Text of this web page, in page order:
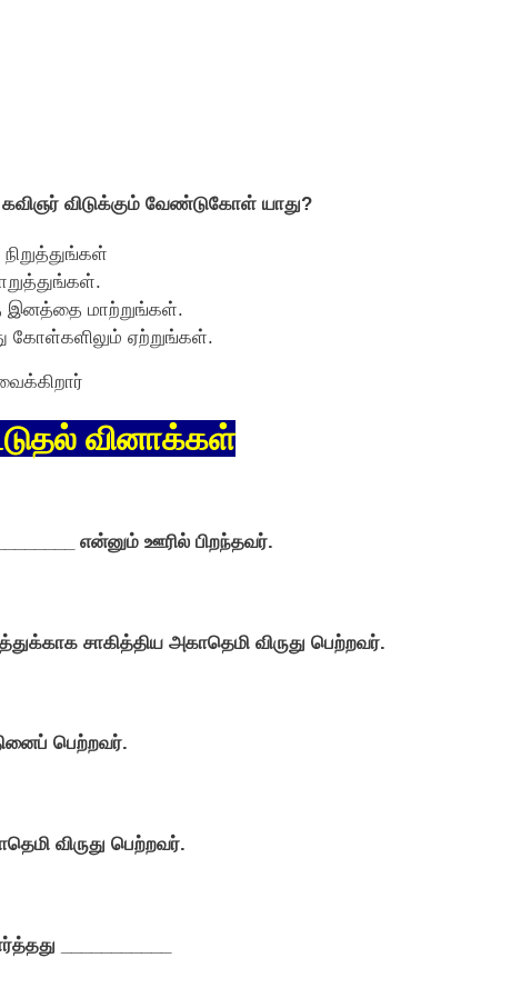
விடுக்கும் வேண்டுகோள் யாது?
இனத்தை மாற்றுங்கள்.
கோள்களிலும் ஏற்றுங்கள்.
வினாக்கள்
என்னும் ஊரில் பிறந்தவர்.
சாகித்திய அகாதெமி விருது பெற்றவர்.
பெற்றவர்.
விருது பெற்றவர்.
___________